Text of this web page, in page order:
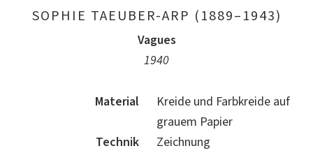
SOPHIE TAEUBER-ARP (1889–1943)
Vagues
1940
Material
Kreide und Farbkreide auf
grauem Papier
Technik
Zeichnung